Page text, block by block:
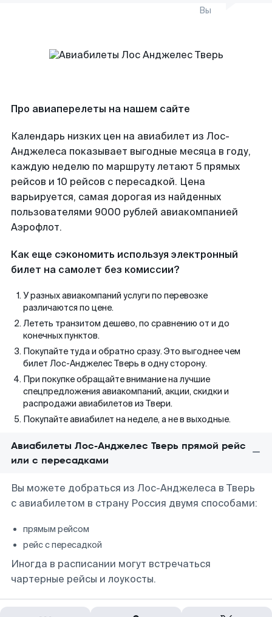
Вы
Про авиаперелеты на нашем сайте
Календарь низких цен на авиабилет из Лос-
Анджелеса показывает выгодные месяца в году,
каждую неделю по маршруту летают 5 прямых
рейсов и 10 рейсов с пересадкой. Цена
варьируется, самая дорогая из найденных
пользователями 9000 рублей авиакомпанией
Аэрофлот.
Как еще сэкономить используя электронный
билет на самолет без комиссии?
У разных авиакомпаний услуги по перевозке
различаются по цене.
Лететь транзитом дешево, по сравнению от и до
конечных пунктов.
Покупайте туда и обратно сразу. Это выгоднее чем
билет Лос-Анджелес Тверь в одну сторону.
При покупке обращайте внимание на лучшие
спецпредложения авиакомпаний, акции, скидки и
распродажи авиабилетов из Твери.
Покупайте авиабилет на неделе, а не в выходные.
Авиабилеты Лос-Анджелес Тверь прямой рейс
или с пересадками
Вы можете добраться из Лос-Анджелеса в Тверь
с авиабилетом в страну Россия двумя способами:
прямым рейсом
рейс с пересадкой
Иногда в расписании могут встречаться
чартерные рейсы и лоукосты.